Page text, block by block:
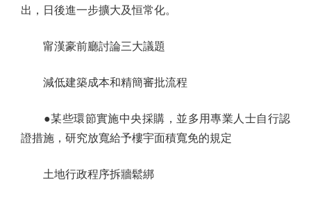
出，日後進一步擴大及恒常化。
甯漢豪前廳討論三大議題
減低建築成本和精簡審批流程
●某些環節實施中央採購，並多用專業人士自行認
證措施，研究放寬給予樓宇面積寬免的規定
土地行政程序拆牆鬆綁